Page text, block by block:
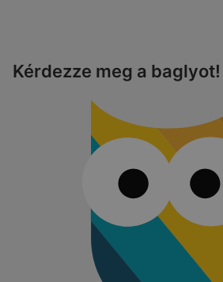
Kérdezze meg a baglyot!